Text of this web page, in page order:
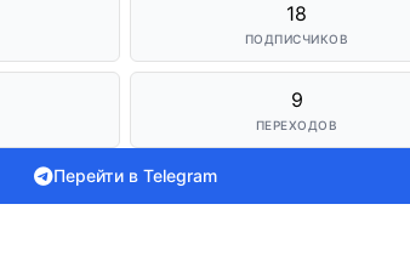
18
ПОДПИСЧИКОВ
9
ПЕРЕХОДОВ
Перейти в Telegram